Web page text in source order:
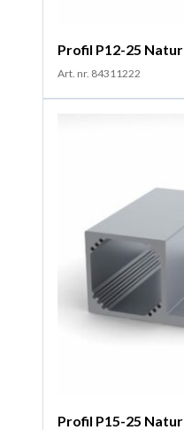
Profil P12-25 Natur
Art. nr. 84311222
Profil P15-25 Natur